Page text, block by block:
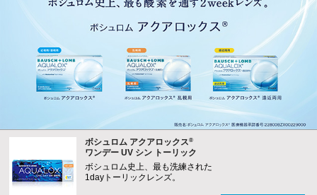
ボシュロム アクアロックス®
ワンデー UV シン トーリック
ボシュロム史上、最も洗練された
1dayトーリックレンズ。